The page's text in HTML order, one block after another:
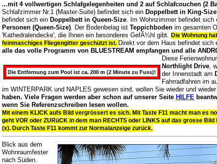
...mit 4 vollwertigen Schlafgelegenheiten und 2 auf Schlafcouchen (2
Schlafzimmer Nr.1 (Master-Suite) befindet sich ein Doppelbett in King-Size
befindet sich ein Doppelbett in Queen-Size. Im Wohnzimmer befindet
Personen (Queen-Size). Der Bodenbelag ist Teppichboden im gesamten
'Kathedralendecke', die Ihnen ein besonderes GefÃ¼hl gibt. Die Wohnung
feinmaschiges Fliegengitter geschützt ist. Direkt vor dem Haus befindet
alle das volle Programm von BLUESTREAM empfangen und alle
Die Entfernung zum Pool ist ca. 200 m (2 Minute zu Fuss)!
Diese
Northlight Drive,
der Innenstadt am
Fahrradfahren im
im WINTERPARK und NAPLES gewesen sind, wollen Sie wieder und
haben. Viele Fragen werden aber schon auf unserer Seite HILFE
wenn Sie Referenzschreiben lesen wollen.
Mit einem KLICK aufs Bild vergrössert es sich. Mit Taste F11 macht man es
geht VOR oder ZURüCK in dem man RECHTS oder LINKS auf das grosse
(x). Durch Taste F11 kommt zur Normalanzeige zurück.
Blick aus dem
Wohnraumfester
nach Süden.